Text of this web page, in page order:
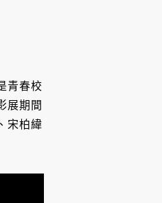
青春校
展期間
宋柏緯